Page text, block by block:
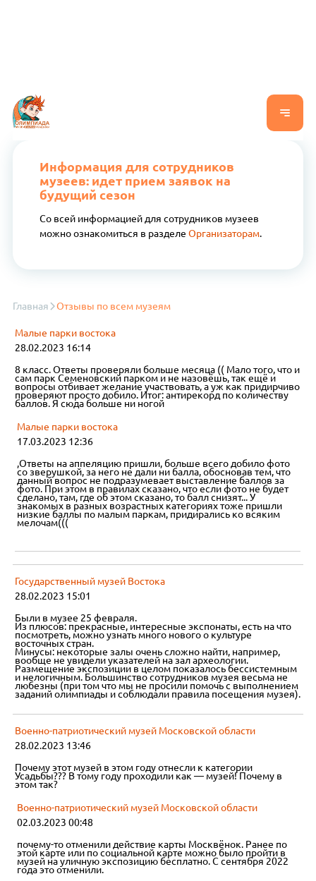
Информация для сотрудников
музеев: идет прием заявок на
будущий сезон
Со всей информацией для сотрудников музеев
можно ознакомиться в разделе Организаторам.
Главная Отзывы по всем музеям
Малые парки востока
28.02.2023 16:14
8 класс. Ответы проверяли больше месяца (( Мало того, что и
сам парк Семеновский парком и не назовёшь, так ещё и
вопросы отбивает желание участвовать, а уж как придирчиво
проверяют просто добило. Итог: антирекорд по количеству
баллов. Я сюда больше ни ногой
Малые парки востока
17.03.2023 12:36
,Ответы на аппеляцию пришли, больше всего добило фото
со зверушкой, за него не дали ни балла, обосновав тем, что
данный вопрос не подразумевает выставление баллов за
фото. При этом в правилах сказано, что если фото не будет
сделано, там, где об этом сказано, то балл снизят... У
знакомых в разных возрастных категориях тоже пришли
низкие баллы по малым паркам, придирались ко всяким
мелочам(((
Государственный музей Востока
28.02.2023 15:01
Были в музее 25 февраля.
Из плюсов: прекрасные, интересные экспонаты, есть на что
посмотреть, можно узнать много нового о культуре
восточных стран.
Минусы: некоторые залы очень сложно найти, например,
вообще не увидели указателей на зал археологии.
Размещение экспозиции в целом показалось бессистемным
и нелогичным. Большинство сотрудников музея весьма не
любезны (при том что мы не просили помочь с выполнением
заданий олимпиады и соблюдали правила посещения музея).
Военно-патриотический музей Московской области
28.02.2023 13:46
Почему этот музей в этом году отнесли к категории
Усадьбы??? В тому году проходили как — музей! Почему в
этом так?
Военно-патриотический музей Московской области
02.03.2023 00:48
почему-то отменили действие карты Москвёнок. Ранее по
этой карте или по социальной карте можно было пройти в
музей на уличную экспозицию бесплатно. С сентября 2022
года это отменили.